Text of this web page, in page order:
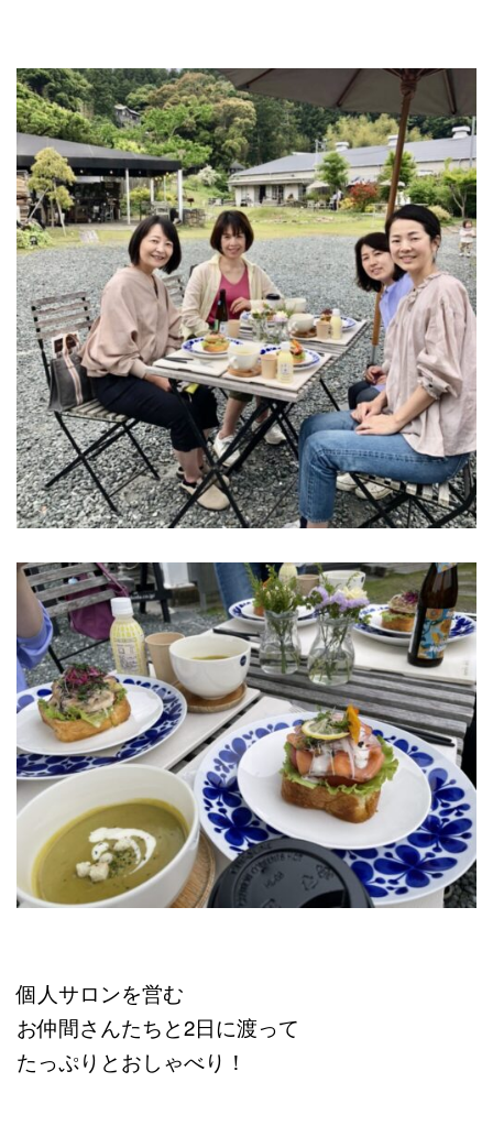
個人サロンを営む
お仲間さんたちと2日に渡って
たっぷりとおしゃべり！